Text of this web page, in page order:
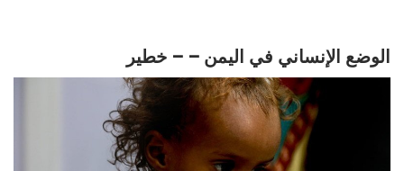
الوضع الإنساني في اليمن – – خطير